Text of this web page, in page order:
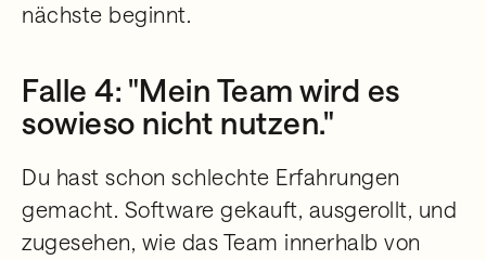
nächste beginnt.
Falle 4: "Mein Team wird es
sowieso nicht nutzen."
Du hast schon schlechte Erfahrungen
gemacht. Software gekauft, ausgerollt, und
zugesehen, wie das Team innerhalb von